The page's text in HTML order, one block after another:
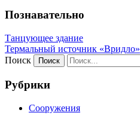
Познавательно
Танцующее здание
Термальный источник «Вридло»
Поиск
Рубрики
Сооружения